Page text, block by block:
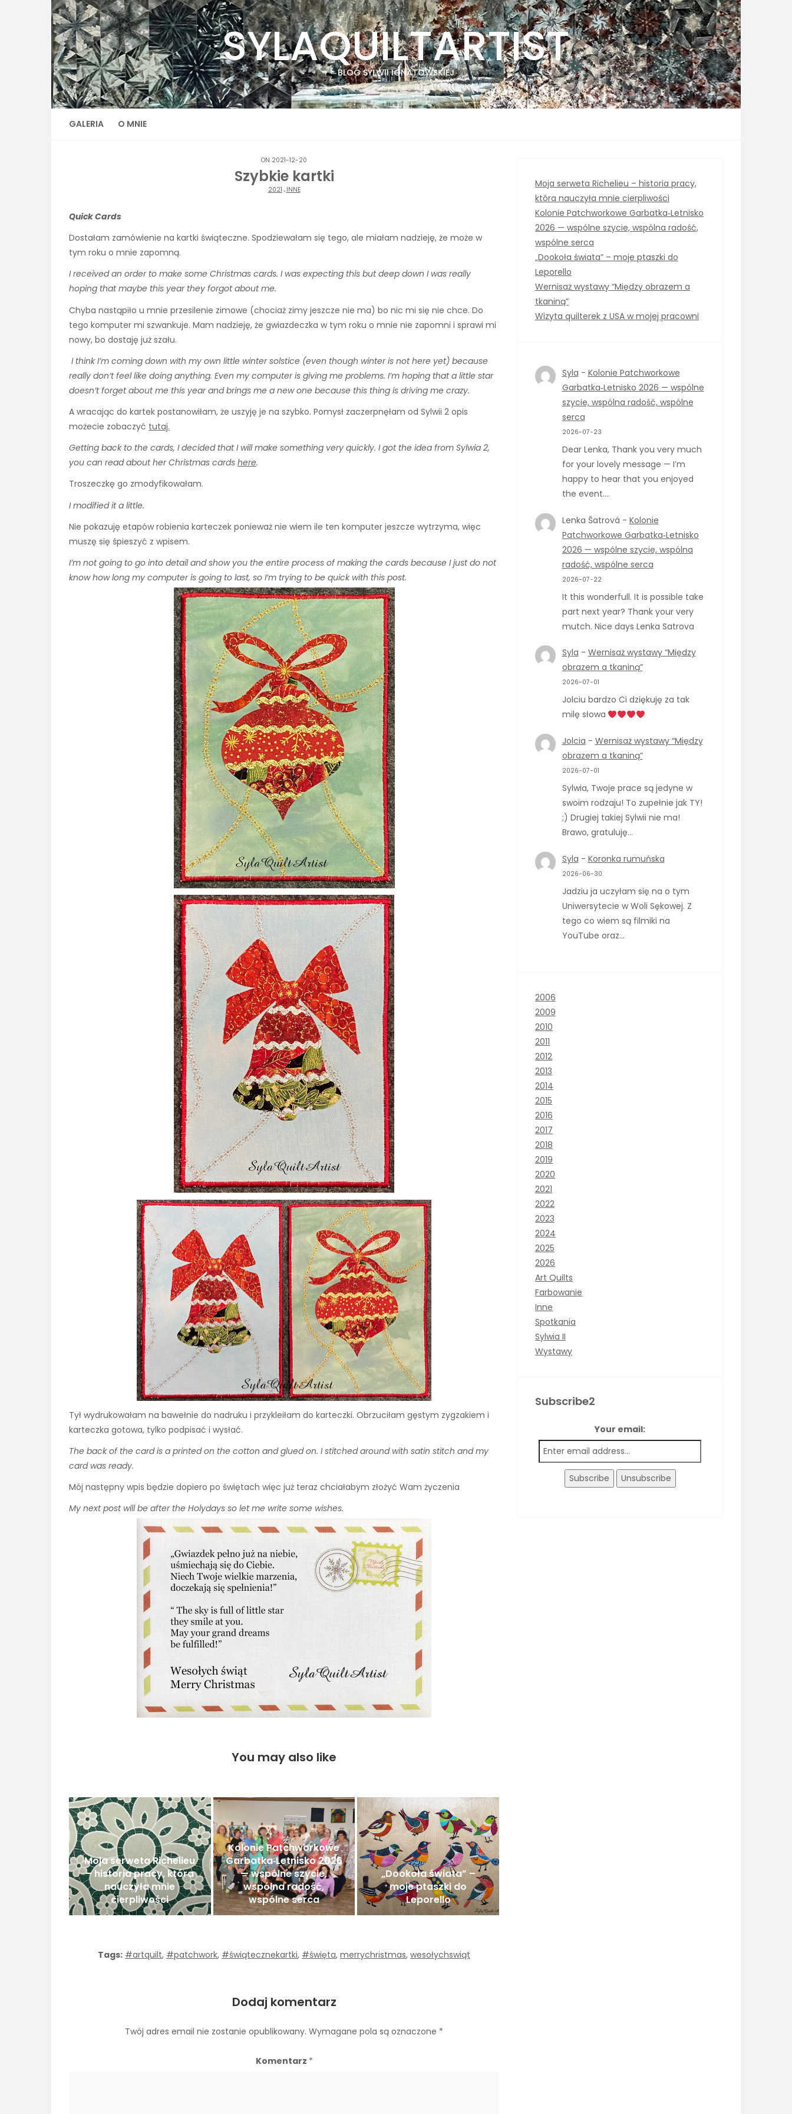
SYLAQUILTARTIST
BLOG SYLWII IGNATOWSKIEJ
GALERIA O MNIE
ON 2021-12-20
Szybkie kartki
2021 . INNE
Quick Cards
Dostałam zamówienie na kartki świąteczne. Spodziewałam się tego, ale miałam nadzieję, że może w
tym roku o mnie zapomną.
I received an order to make some Christmas cards. I was expecting this but deep down I was really
hoping that maybe this year they forgot about me.
Chyba nastąpiło u mnie przesilenie zimowe (chociaż zimy jeszcze nie ma) bo nic mi się nie chce. Do
tego komputer mi szwankuje. Mam nadzieję, że gwiazdeczka w tym roku o mnie nie zapomni i sprawi mi
nowy, bo dostaję już szału.
I think I’m coming down with my own little winter solstice (even though winter is not here yet) because
really don’t feel like doing anything. Even my computer is giving me problems. I’m hoping that a little star
doesn’t forget about me this year and brings me a new one because this thing is driving me crazy.
A wracając do kartek postanowiłam, że uszyję je na szybko. Pomysł zaczerpnęłam od Sylwii 2 opis
możecie zobaczyć tutaj.
Getting back to the cards, I decided that I will make something very quickly. I got the idea from Sylwia 2,
you can read about her Christmas cards here.
Troszeczkę go zmodyfikowałam.
I modified it a little.
Nie pokazuję etapów robienia karteczek ponieważ nie wiem ile ten komputer jeszcze wytrzyma, więc
muszę się śpieszyć z wpisem.
I’m not going to go into detail and show you the entire process of making the cards because I just do not
know how long my computer is going to last, so I’m trying to be quick with this post.
Tył wydrukowałam na bawełnie do nadruku i przykleiłam do karteczki. Obrzuciłam gęstym zygzakiem i
karteczka gotowa, tylko podpisać i wysłać.
The back of the card is a printed on the cotton and glued on. I stitched around with satin stitch and my
card was ready.
Mój następny wpis będzie dopiero po świętach więc już teraz chciałabym złożyć Wam życzenia
My next post will be after the Holydays so let me write some wishes.
You may also like
Moja serweta Richelieu
– historia pracy, która
nauczyła mnie
cierpliwości
Kolonie Patchworkowe
Garbatka‑Letnisko 2026
— wspólne szycie,
wspólna radość,
wspólne serca
„Dookoła świata” –
moje ptaszki do
Leporello
Tags: #artquilt, #patchwork, #świątecznekartki, #święta, merrychristmas, wesołychswiąt
Dodaj komentarz
Twój adres email nie zostanie opublikowany. Wymagane pola są oznaczone *
Komentarz *
Moja serweta Richelieu – historia pracy,
która nauczyła mnie cierpliwości
Kolonie Patchworkowe Garbatka‑Letnisko
2026 — wspólne szycie, wspólna radość,
wspólne serca
„Dookoła świata” – moje ptaszki do
Leporello
Wernisaż wystawy “Między obrazem a
tkaniną”
Wizyta quilterek z USA w mojej pracowni
Syla - Kolonie Patchworkowe
Garbatka‑Letnisko 2026 — wspólne
szycie, wspólna radość, wspólne
serca
2026-07-23
Dear Lenka, Thank you very much
for your lovely message — I’m
happy to hear that you enjoyed
the event.…
Lenka Šatrová - Kolonie
Patchworkowe Garbatka‑Letnisko
2026 — wspólne szycie, wspólna
radość, wspólne serca
2026-07-22
It this wonderfull. It is possible take
part next year? Thank your very
mutch. Nice days Lenka Satrova
Syla - Wernisaż wystawy “Między
obrazem a tkaniną”
2026-07-01
Jolciu bardzo Ci dziękuję za tak
milę słowa
Jolcia - Wernisaż wystawy “Między
obrazem a tkaniną”
2026-07-01
Sylwia, Twoje prace są jedyne w
swoim rodzaju! To zupełnie jak TY!
;) Drugiej takiej Sylwii nie ma!
Brawo, gratuluję…
Syla - Koronka rumuńska
2026-06-30
Jadziu ja uczyłam się na o tym
Uniwersytecie w Woli Sękowej. Z
tego co wiem są filmiki na
YouTube oraz…
2006
2009
2010
2011
2012
2013
2014
2015
2016
2017
2018
2019
2020
2021
2022
2023
2024
2025
2026
Art Quilts
Farbowanie
Inne
Spotkania
Sylwia II
Wystawy
Subscribe2
Your email: